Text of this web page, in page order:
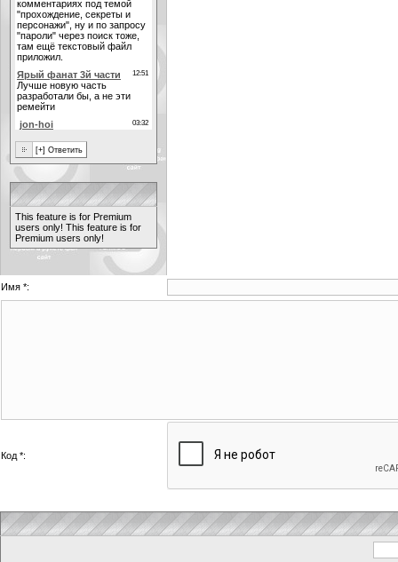
This feature is for Premium
users only! This feature is for
Premium users only!
Имя *:
Код *: